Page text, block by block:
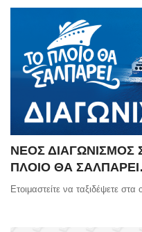
ΝΕΟΣ ΔΙΑΓΩΝΙΣΜΟΣ
ΠΛΟΙΟ ΘΑ
Ετοιμαστείτε να ταξιδέψετε